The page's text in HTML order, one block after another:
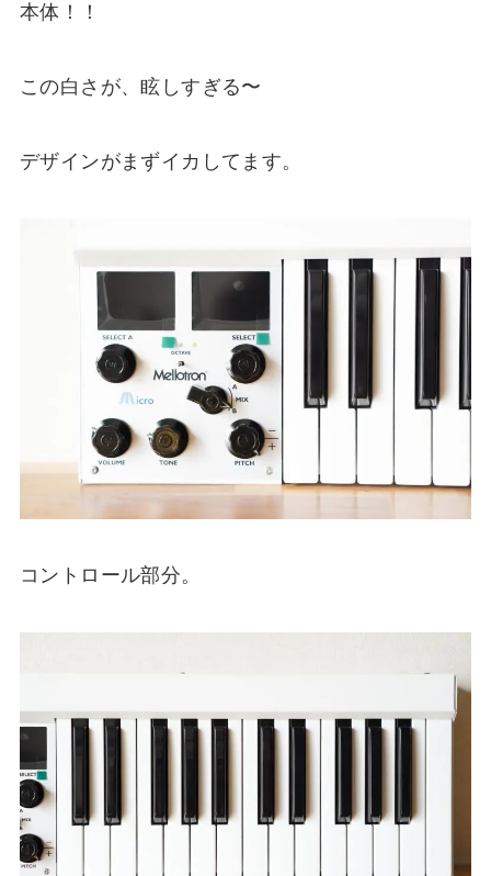
本体！！
この白さが、眩しすぎる〜
デザインがまずイカしてます。
コントロール部分。